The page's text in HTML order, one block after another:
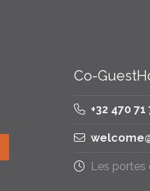
Co-
+32 470 71
Les portes